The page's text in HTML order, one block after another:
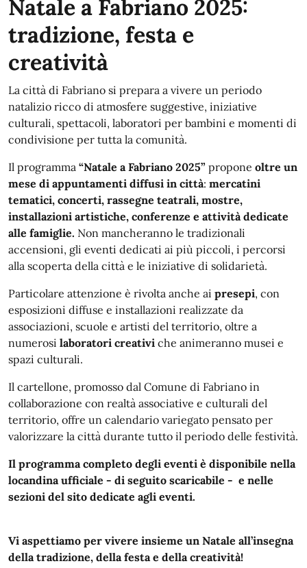
Natale a Fabriano 2025:
tradizione, festa e
creatività
La città di Fabriano si prepara a vivere un periodo
natalizio ricco di atmosfere suggestive, iniziative
culturali, spettacoli, laboratori per bambini e momenti di
condivisione per tutta la comunità.
Il programma “Natale a Fabriano 2025” propone oltre un
mese di appuntamenti diffusi in città: mercatini
tematici, concerti, rassegne teatrali, mostre,
installazioni artistiche, conferenze e attività dedicate
alle famiglie. Non mancheranno le tradizionali
accensioni, gli eventi dedicati ai più piccoli, i percorsi
alla scoperta della città e le iniziative di solidarietà.
Particolare attenzione è rivolta anche ai presepi, con
esposizioni diffuse e installazioni realizzate da
associazioni, scuole e artisti del territorio, oltre a
numerosi laboratori creativi che animeranno musei e
spazi culturali.
Il cartellone, promosso dal Comune di Fabriano in
collaborazione con realtà associative e culturali del
territorio, offre un calendario variegato pensato per
valorizzare la città durante tutto il periodo delle festività.
Il programma completo degli eventi è disponibile nella
locandina ufficiale - di seguito scaricabile - e nelle
sezioni del sito dedicate agli eventi.
Vi aspettiamo per vivere insieme un Natale all’insegna
della tradizione, della festa e della creatività!